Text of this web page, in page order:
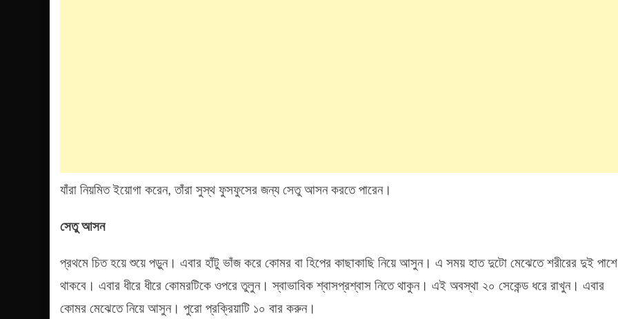
যাঁরা নিয়মিত ইয়োগা করেন, তাঁরা সুস্থ ফুসফুসের জন্য সেতু আসন করতে পারেন।
সেতু আসন
প্রথমে চিত হয়ে শুয়ে পড়ুন। এবার হাঁটু ভাঁজ করে কোমর বা হিপের কাছাকাছি নিয়ে আসুন। এ সময় হাত দুটো মেঝেতে শরীরের দুই পাশে
থাকবে। এবার ধীরে ধীরে কোমরটিকে ওপরে তুলুন। স্বাভাবিক শ্বাসপ্রশ্বাস নিতে থাকুন। এই অবস্থা ২০ সেকেন্ড ধরে রাখুন। এবার
কোমর মেঝেতে নিয়ে আসুন। পুরো প্রক্রিয়াটি ১০ বার করুন।